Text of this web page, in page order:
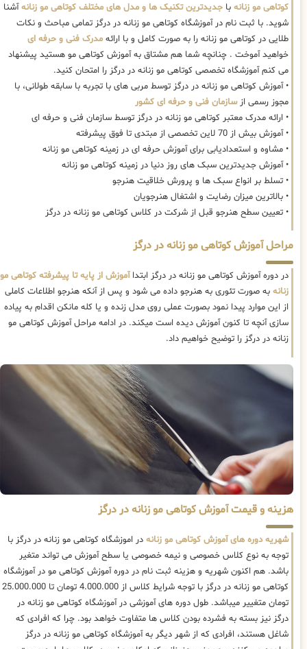
کوتاهی مو زنانهباجدیدترین تکنیک ها و مدل های مختلف کوتاهی مو زنانهآشنا
شوید. با ثبت نام در آموزشگاه کوتاهی مو زنانه در درگز تمامی مباحث و نکات
طلایی در کوتاهی مو زنانه را به صورت کامل و با ارائهمدرک فنی و حرفه ای
خواهید آموخت . چنانچه شما هم مشتاق به آموزش کوتاهی مو هستید پیشنهاد
می کنم آموزشگاه تخصصی کوتاهی مو زنانه در درگز را امتحان کنید.
• آموزش کوتاهی مو زنانه در درگز توسط مربی های با تجربه با سابقه طولانی، با
مجوز رسمی ازسازمان فنی و حرفه ای کشور
• ارائه مدرک معتبر کوتاهی مو زنانه در درگز توسط سازمان فنی و حرفه ای
• آموزش بیش از 70 لاین تخصصی از مبتدی تا فوق پیشرفته
• مشاوه و استعدادیابی برای آموزش حرفه ای در زمینه کوتاهی مو زنانه
• آموزش جدیدترین سبک های روز دنیا در زمینه کوتاهی مو زنانه
• تسلط بر انواع سبک ها و پرورش خلاقیت هنرجو
• بالاترین میزان رضایت و اشتغال هنرجویان
• تعیین سطح هنرجو قبل از شرکت در کلاس کوتاهی مو زنانه در درگز
مراحل آموزش کوتاهی مو زنانه در درگز
در دوره آموزش کوتاهی مو زنانه در درگز ابتداآموزش از پایه تا پیشرفته کوتاهی مو
زنانهبه صورت تئوری به هنرجو داده می شود و پس از آنکه هنرجو اطلاعات کاملی
از این موارد پیدا نمود بصورت عملی روی مدل زنده و یا کله مانکن اقدام به پیاده
سازی آنچه تا کنون آموزش دیده است میکند. در ادامه مراحل آموزش کوتاهی مو
زنانه در درگز را توضیح خواهیم داد.
هزینه و قیمت آموزش کوتاهی مو زنانه در درگز
شهریه دوره های آموزش کوتاهی مو زنانهدر اموزشگاه کوتاهی مو زنانه در درگز با
توجه به نوع کلاس خصوصی و نیمه خصوصی یا سطح آموزش می تواند متغیر
باشد. هم اکنون شهریه و هزینه ثبت نام در دوره آموزش کوتاهی مو در آموزشگاه
کوتاهی مو زنانه در درگز با توجه شرایط کلاس از 4.000.000 تومان تا 25.000.000
تومان متغییر میباشد. طول دوره های آموزشی در آموزشگاه کوتاهی مو زنانه در
درگز نیز بسته به فشرده بودن کلاس ها متفاوت خواهد بود. چرا که افرادی که
شاغل هستند، افرادی که از شهر دیگر به آموزشگاه کوتاهی مو زنانه در درگز